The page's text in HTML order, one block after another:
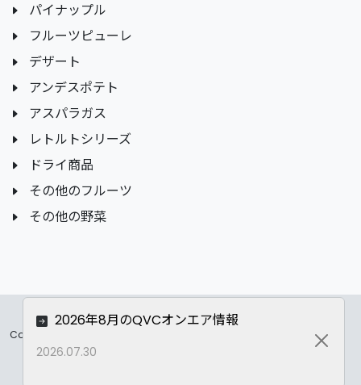
パイナップル
フルーツピューレ
デザート
アンデスポテト
アスパラガス
レトルトシリーズ
ドライ商品
その他のフルーツ
その他の野菜
Copyrights ©
2026年8月のQVCオンエア情報
2026.07.30 Close